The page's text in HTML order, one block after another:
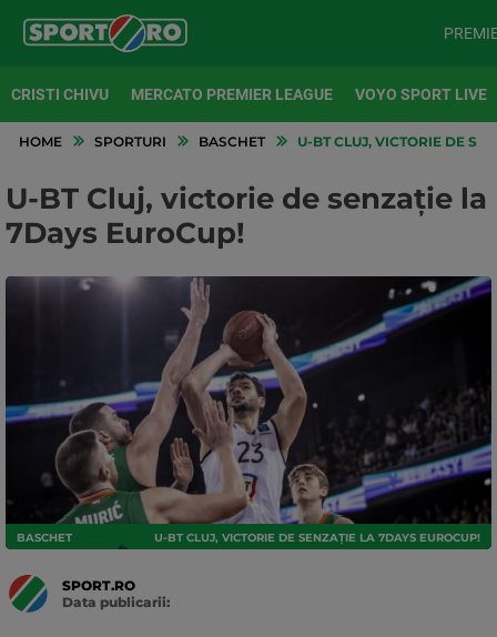
CRISTI CHIVU MERCATO PREMIER LEAGUE VOYO SPORT LIVE
HOME SPORTURI BASCHET U-BT CLUJ, VICTORIE DE
U-BT Cluj, victorie de senzație la
7Days EuroCup!
BASCHET U-BT CLUJ, VICTORIE DE SENZAȚIE LA 7DAYS EUROCUP!
SPORT.RO
Data publicarii: